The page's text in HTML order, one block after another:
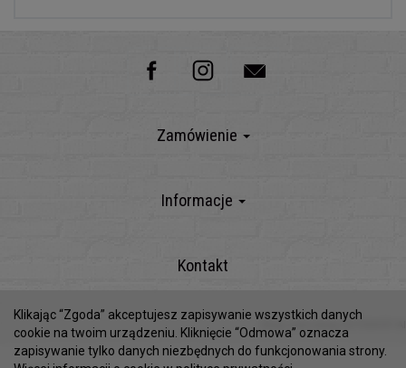
Zamówienie
Informacje
Kontakt
Sklep internetowy SOTESHOP AI
Klikając “Zgoda” akceptujesz zapisywanie wszystkich danych
cookie na twoim urządzeniu. Kliknięcie “Odmowa” oznacza
zapisywanie tylko danych niezbędnych do funkcjonowania strony.